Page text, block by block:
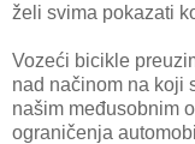
želi svima pokazati
Vozeći bicikle
nad načinom na koji
našim međusobnim
ograničenja